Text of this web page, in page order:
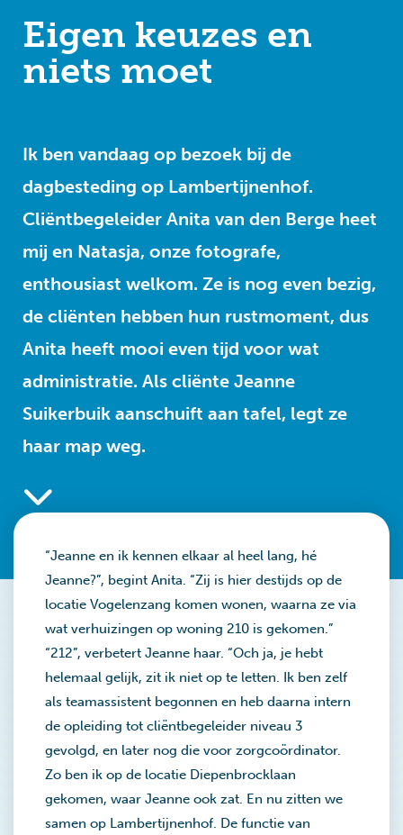
Eigen keuzes en
niets moet
Ik ben vandaag op bezoek bij de
dagbesteding op Lambertijnenhof.
Cliëntbegeleider Anita van den Berge heet
mij en Natasja, onze fotografe,
enthousiast welkom. Ze is nog even bezig,
de cliënten hebben hun rustmoment, dus
Anita heeft mooi even tijd voor wat
administratie. Als cliënte Jeanne
Suikerbuik aanschuift aan tafel, legt ze
haar map weg.
“Jeanne en ik kennen elkaar al heel lang, hé
Jeanne?”, begint Anita. “Zij is hier destijds op de
locatie Vogelenzang komen wonen, waarna ze via
wat verhuizingen op woning 210 is gekomen.”
“212”, verbetert Jeanne haar. “Och ja, je hebt
helemaal gelijk, zit ik niet op te letten. Ik ben zelf
als teamassistent begonnen en heb daarna intern
de opleiding tot cliëntbegeleider niveau 3
gevolgd, en later nog die voor zorgcoördinator.
Zo ben ik op de locatie Diepenbrocklaan
gekomen, waar Jeanne ook zat. En nu zitten we
samen op Lambertijnenhof. De functie van